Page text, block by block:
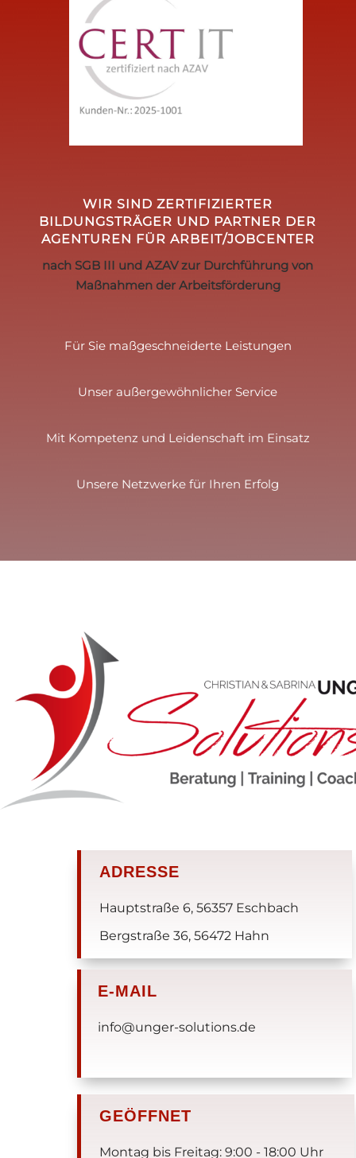
WIR SIND ZERTIFIZIERTER
BILDUNGSTRÄGER UND PARTNER DER
AGENTUREN FÜR ARBEIT/JOBCENTER
nach SGB III und AZAV zur Durchführung von
Maßnahmen der Arbeitsförderung
Für Sie maßgeschneiderte Leistungen
Unser außergewöhnlicher Service
Mit Kompetenz und Leidenschaft im Einsatz
Unsere Netzwerke für Ihren Erfolg
ADRESSE
Hauptstraße 6, 56357 Eschbach
Bergstraße 36, 56472 Hahn
E-MAIL
info@unger-solutions.de
GEÖFFNET
Montag bis Freitag: 9:00 - 18:00 Uhr